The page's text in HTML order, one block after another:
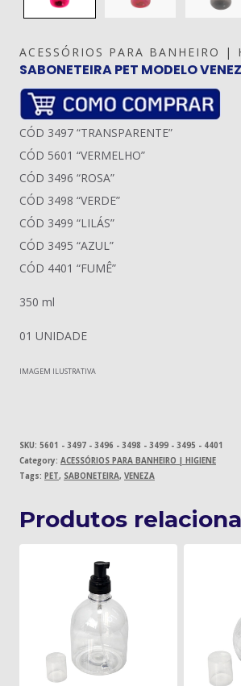
ACESSÓRIOS PARA BANHEIRO |
SABONETEIRA PET MODELO
CÓD 3497 “TRANSPARENTE”
CÓD 5601 “VERMELHO”
CÓD 3496 “ROSA”
CÓD 3498 “VERDE”
CÓD 3499 “LILÁS”
CÓD 3495 “AZUL”
CÓD 4401 “FUMÊ”
350 ml
01 UNIDADE
IMAGEM ILUSTRATIVA
SKU: 5601 - 3497 - 3496 - 3498 - 3499 - 3495 - 4401
Category: ACESSÓRIOS PARA BANHEIRO | HIGIENE
Tags: PET, SABONETEIRA, VENEZA
Produtos